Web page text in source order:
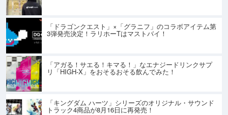
「ドラゴンクエスト」×「グラニフ」のコラボアイテム第
3弾発売決定！ラリホーTはマストバイ！
「アガる！サエる！キマる！」なエナジードリンクサプ
リ「HIGH-X」をおそるおそる飲んでみた！
「キングダム ハーツ」シリーズのオリジナル・サウンド
トラック4商品が8月16日に再発売！